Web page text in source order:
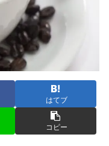
はてブ
コピー